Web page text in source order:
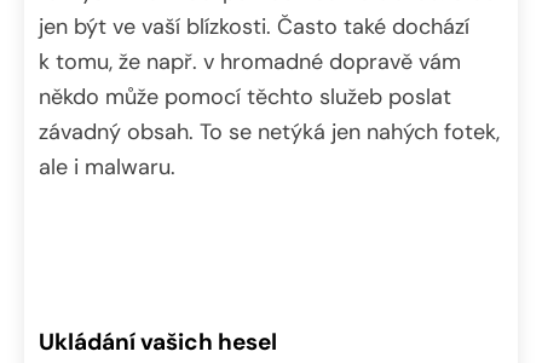
jen být ve vaší blízkosti. Často také dochází
k tomu, že např. v hromadné dopravě vám
někdo může pomocí těchto služeb poslat
závadný obsah. To se netýká jen nahých fotek,
ale i malwaru.
Ukládání vašich hesel